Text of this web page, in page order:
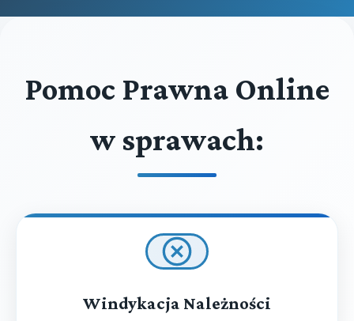
Pomoc Prawna Online
w sprawach:
Windykacja Należności